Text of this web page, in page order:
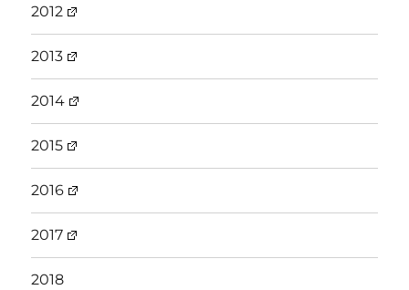
2012
2013
2014
2015
2016
2017
2018